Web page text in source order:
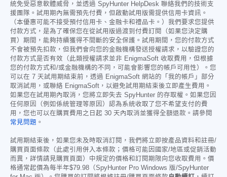
統免受惡意軟體威脅，並透過 SpyHunter HelpDesk 聯絡我們的技術支
援團隊。試用期內無需預先付費，但啟動試用版需提供信用卡資訊。
（本優惠可能不接受預付信用卡、金融卡和禮品卡。）我們要求您提供
付款方式，是為了確保您在從試用版過渡到付費訂閱（如果您決定購
買）期間，能夠持續獲得不間斷的安全保護。試用期間，您的付款方式
不會被預先扣款，但我們會向您的金融機構發送授權請求，以驗證您的
付款方式是否有效（此類授權請求並非 EnigmaSoft 收取費用，但根據
您的付款方式和/或金融機構的不同，可能會影響您的帳戶可用性）。您
可以在 7 天試用期結束前，透過 EnigmaSoft 網站的「我的帳戶」部分
取消試用，或聯絡 EnigmaSoft，以避免試用期結束後立即產生費用。
如果您在試用期內取消，您將立即失去 SpyHunter 的存取權。如果您因
任何原因（例如係統管理等原因）認為系統收取了您不希望支付的費
用，您也可以在購買費用之日起 30 天內取消並獲得全額退款。請參閱
常見問題 。
試用期結束後，如果您未及時取消訂閱，我們將立即按產品資料和註冊/
購買頁面條款（此處引用併入本條款；價格可能因國家/地區或促銷活動
而異，詳情請見購買頁面）中規定的價格和訂閱期限向您收取費用。價
格通常起價為每半年$79.98 （SpyHunter Pro Windows 版/SpyHunter